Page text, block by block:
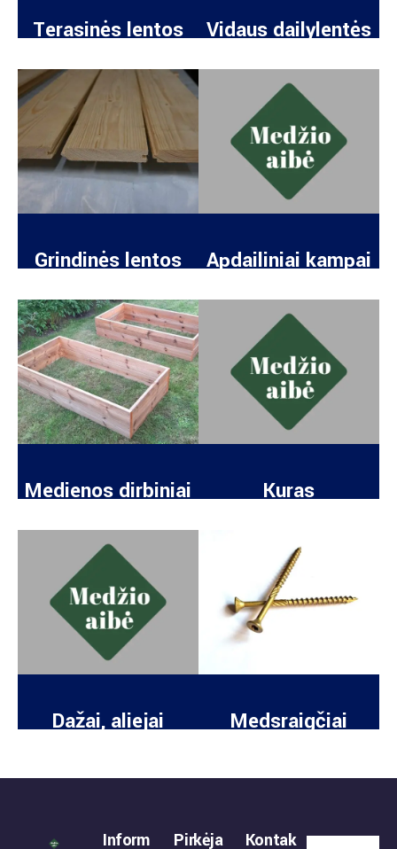
Terasinės lentos Vidaus dailylentės
Grindinės lentos Apdailiniai kampai
Medienos dirbiniai Kuras
Dažai, aliejai Medsraigčiai
Inform Pirkėja Kontak